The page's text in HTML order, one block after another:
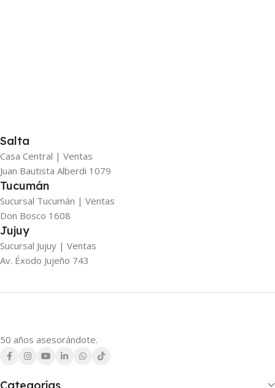
Salta
Casa Central | Ventas
Juan Bautista Alberdi 1079
Tucumán
Sucursal Tucumán | Ventas
Don Bosco 1608
Jujuy
Sucursal Jujuy | Ventas
Av. Éxodo Jujeño 743
50 años asesorándote.
Categorías